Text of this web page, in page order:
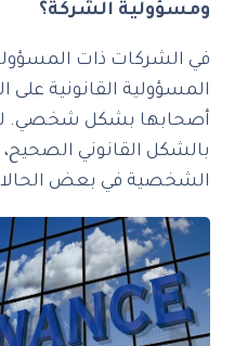
ومسؤولية الشركة؟
في الشركات ذات
المسؤولية القانونية
أصحابها بشكل شخصي.
بالشكل القانوني
الشخصية في بعض